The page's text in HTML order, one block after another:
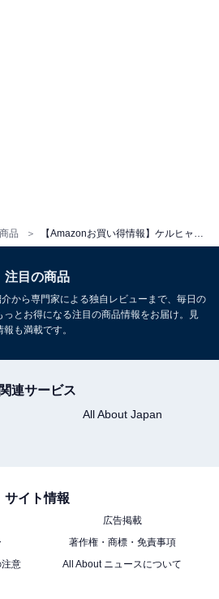
品
上位モデルの高圧洗浄機 K5プレ
イパワー多機能ノズル しなやか高
去効果 黄砂 泥 60Hz 1.603-544.0
で見る
Premium」
圧洗浄機 K2 Little Premium コン
なノズル 付属品充実 軽量 小型 簡
注目の商品
から専門家による独自レビューまで、毎日の
とお得になる注目の商品情報をお届け。見
も満載です。
関連サービス
All About Japan
サイト情報
広告掲載
著作権・商標・免責事項
意
All About ニュースについて